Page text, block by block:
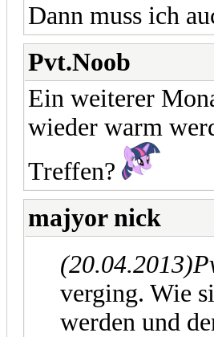
Dann muss ich
Pvt.Noob
Ein weiterer
wieder warm
Treffen?
majyor nick
(20.04.2013)
verging. Wie
werden und